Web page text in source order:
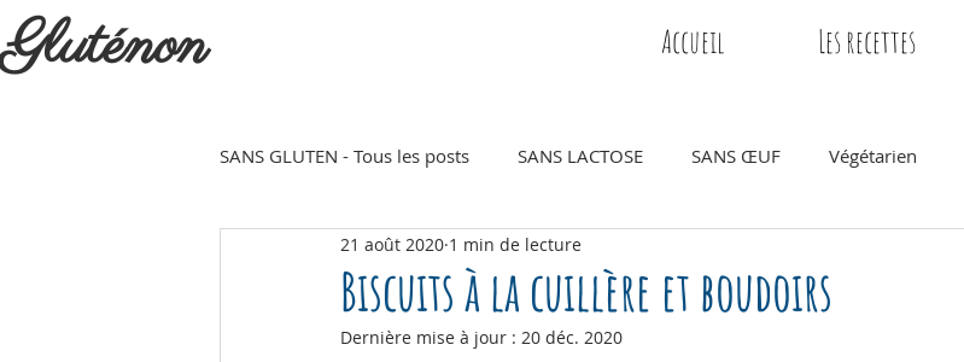
Gluténon Accueil Les recettes
SANS GLUTEN - Tous les posts SANS LACTOSE SANS ŒUF Végétarien
Dessert Petit déjeuner
Salé Noël
Biscuits à la cuillère et boudoirs
21 août 2020 1 min de lecture
Dernière mise à jour : 20 déc. 2020